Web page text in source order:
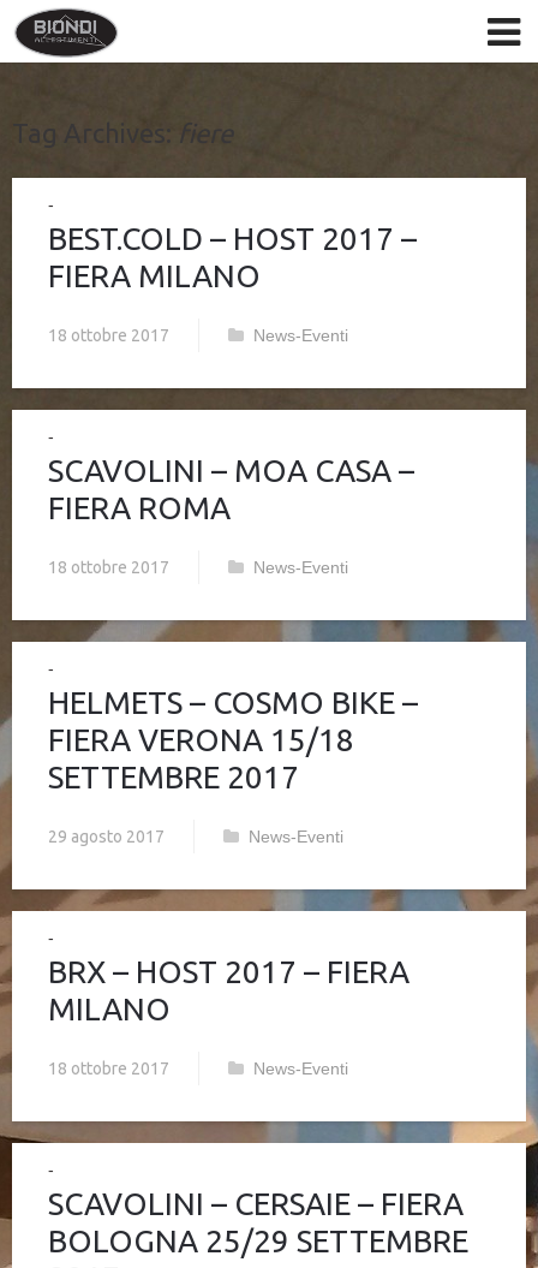
Tag Archives: fiere
BEST.COLD – HOST 2017 –
FIERA MILANO
18 ottobre 2017 News-Eventi
SCAVOLINI – MOA CASA –
FIERA ROMA
18 ottobre 2017 News-Eventi
HELMETS – COSMO BIKE –
FIERA VERONA 15/18
SETTEMBRE 2017
29 agosto 2017 News-Eventi
BRX – HOST 2017 – FIERA
MILANO
18 ottobre 2017 News-Eventi
SCAVOLINI – CERSAIE – FIERA
BOLOGNA 25/29 SETTEMBRE